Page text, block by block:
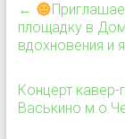
←
площадку в
вдохновения и
Концерт кавер-
Васькино